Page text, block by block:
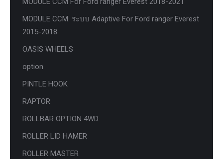
MODULE CCM. ระบบ Adaptive For Ford ranger Everest
2015-2018
OASIS WHEELS
option
PINTLE HOOK
RAPTOR
ROLLBAR OPTION 4WD
ROLLER LID HAMER
ROLLER MASTER